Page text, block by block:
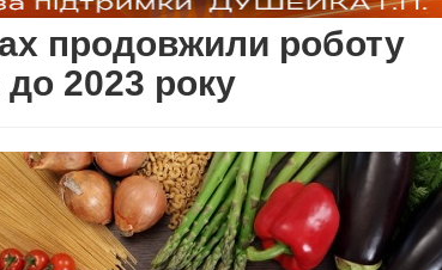
продовжили роботу
до 2023 року